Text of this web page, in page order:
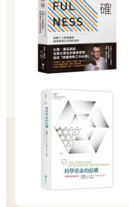
移話題：
「哈哈，孩子們，你們想吃
炒年糕配拌麵吧？」
「好耶！」
餐點送來了。孩子們興高采烈
光秀以真摯的眼神看著永哲，
「畢竟我們都忙著上大學、當
「是啊，轉眼就四十歲了，時
「你過得好嗎？」
永哲相當好奇光秀哪來的錢買
秀父母開的店，非常了解他們
家。而且，他現在的穿著看起
屋的大叔沒兩樣。
光秀吞下口裡的年糕，開口答